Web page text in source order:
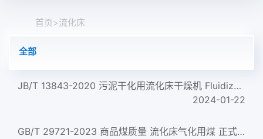
首页>流化床
全部
JB/T 13843-2020 污泥干化用流化床干燥机 Fluidized bed dryer for sludge drying
2024-01-22
GB/T 29721-2023 商品煤质量 流化床气化用煤 正式版